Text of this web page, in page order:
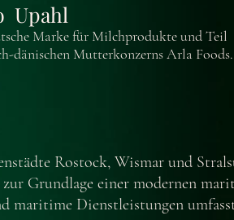
Upahl
Marke für Milchprodukte und Teil
dänischen Mutterkonzerns Arla Foods.
Rostock, Wismar und
Grundlage einer modernen
maritime Dienstleistungen